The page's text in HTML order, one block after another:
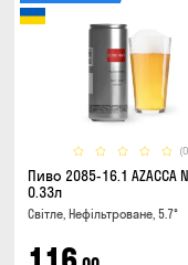
Пиво 2085-16.1 AZACCA
0.33л
Світле, Нефільтроване, 5.7°